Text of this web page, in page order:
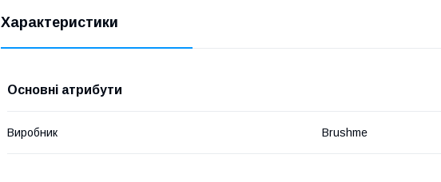
Характеристики
Основні атрибути
Виробник Brushme